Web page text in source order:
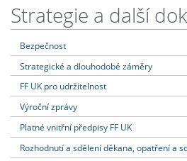
Strategie a další
Bezpečnost
Strategické a dlouhodobé záměry
FF UK pro udržitelnost
Výroční zprávy
Platné vnitřní předpisy FF UK
Rozhodnutí a sdělení děkana, opatření a